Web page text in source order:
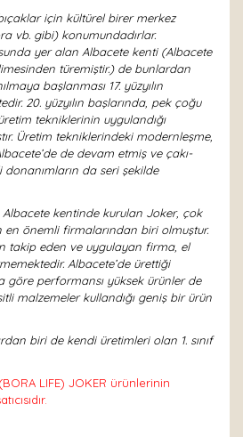
için kültürel birer merkez
vb. gibi) konumundadırlar.
yer alan Albacete kenti (Albacete
türemiştir.) de bunlardan
başlanması 17. yüzyılın
20. yüzyılın başlarında, pek çoğu
tekniklerinin uygulandığı
Üretim tekniklerindeki modernleşme,
de devam etmiş ve çakı-
da seri şekilde
Albacete kentinde kurulan Joker, çok
en önemli firmalarından biri olmuştur.
takip eden ve uygulayan firma, el
Albacete’de ürettiği
göre performansı yüksek ürünler de
malzemeler kullandığı geniş bir ürün
biri de kendi üretimleri olan 1. sınıf
LIFE) JOKER ürünlerinin